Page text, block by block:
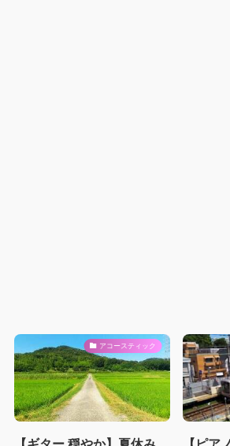
アコースティック